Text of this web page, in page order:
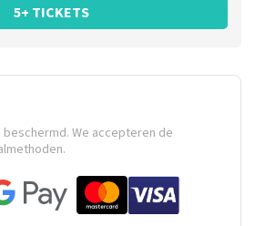
5+ TICKETS
We accepteren de